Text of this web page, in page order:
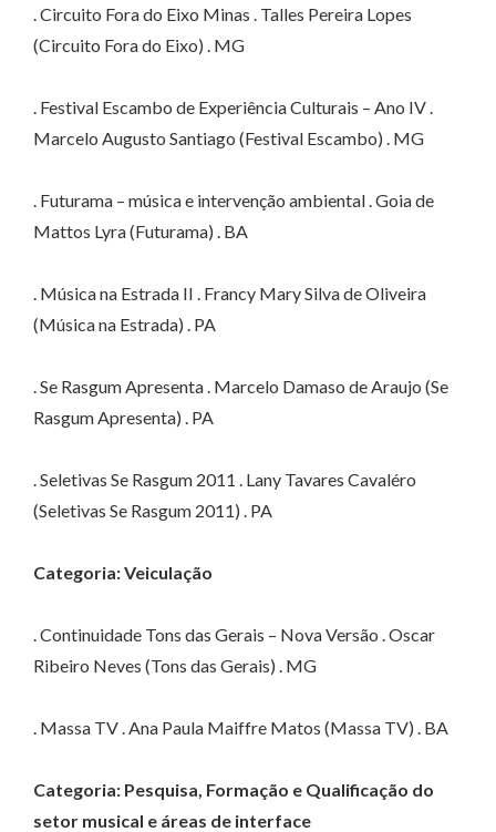
. Circuito Fora do Eixo Minas . Talles Pereira Lopes
(Circuito Fora do Eixo) . MG
. Festival Escambo de Experiência Culturais – Ano IV .
Marcelo Augusto Santiago (Festival Escambo) . MG
. Futurama – música e intervenção ambiental . Goia de
Mattos Lyra (Futurama) . BA
. Música na Estrada II . Francy Mary Silva de Oliveira
(Música na Estrada) . PA
. Se Rasgum Apresenta . Marcelo Damaso de Araujo (Se
Rasgum Apresenta) . PA
. Seletivas Se Rasgum 2011 . Lany Tavares Cavaléro
(Seletivas Se Rasgum 2011) . PA
Categoria: Veiculação
. Continuidade Tons das Gerais – Nova Versão . Oscar
Ribeiro Neves (Tons das Gerais) . MG
. Massa TV . Ana Paula Maiffre Matos (Massa TV) . BA
Categoria: Pesquisa, Formação e Qualificação do
setor musical e áreas de interface